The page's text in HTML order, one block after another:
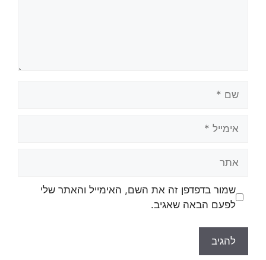
שמור בדפדפן זה את השם, האימייל והאתר שלי
לפעם הבאה שאגיב.